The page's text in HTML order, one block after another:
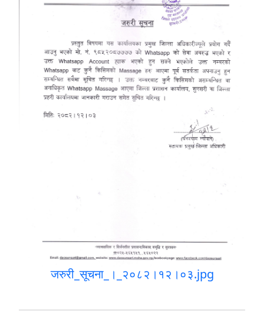
जरुरी_सूचना_।_२०८२।१२।०३.jpg